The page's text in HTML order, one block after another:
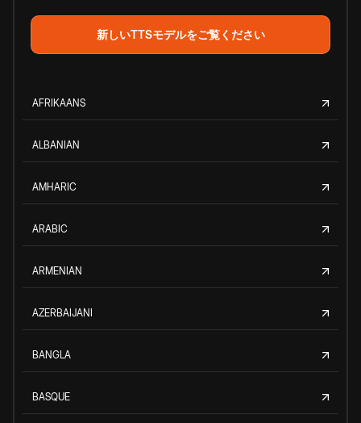
新しいTTSモデルをご覧ください
AFRIKAANS
ALBANIAN
AMHARIC
ARABIC
ARMENIAN
AZERBAIJANI
BANGLA
BASQUE